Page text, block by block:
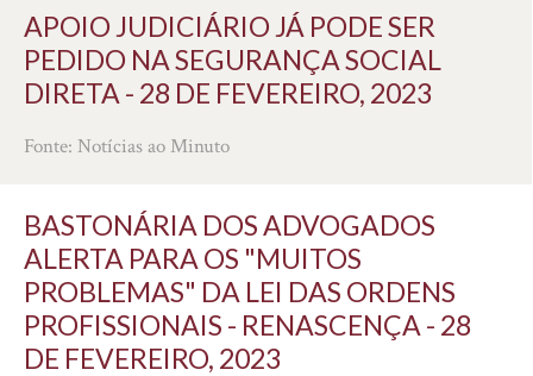
APOIO JUDICIÁRIO JÁ PODE SER
PEDIDO NA SEGURANÇA SOCIAL
DIRETA - 28 DE FEVEREIRO, 2023
Fonte: Notícias ao Minuto
BASTONÁRIA DOS ADVOGADOS
ALERTA PARA OS "MUITOS
PROBLEMAS" DA LEI DAS ORDENS
PROFISSIONAIS - RENASCENÇA - 28
DE FEVEREIRO, 2023